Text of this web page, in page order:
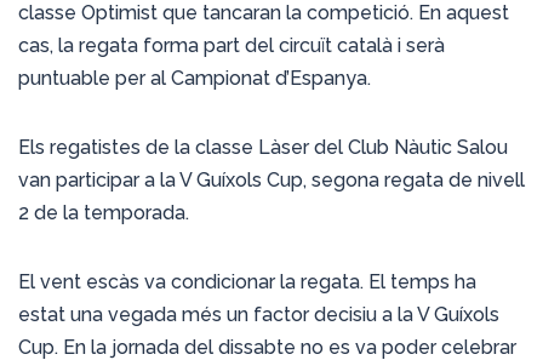
classe Optimist que tancaran la competició. En aquest
cas, la regata forma part del circuït català i serà
puntuable per al Campionat d’Espanya.
Els regatistes de la classe Làser del Club Nàutic Salou
van participar a la V Guíxols Cup, segona regata de nivell
2 de la temporada.
El vent escàs va condicionar la regata. El temps ha
estat una vegada més un factor decisiu a la V Guíxols
Cup. En la jornada del dissabte no es va poder celebrar